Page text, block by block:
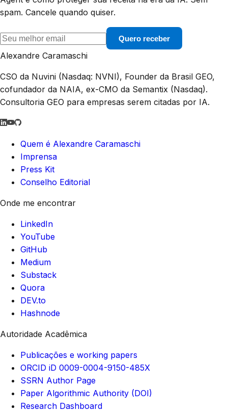
spam. Cancele quando quiser.
Quero receber
Alexandre Caramaschi
CSO da Nuvini (Nasdaq: NVNI), Founder da Brasil GEO,
cofundador da NAIA, ex-CMO da Semantix (Nasdaq).
Consultoria GEO para empresas serem citadas por IA.
Quem é Alexandre Caramaschi
Imprensa
Press Kit
Conselho Editorial
Onde me encontrar
LinkedIn
YouTube
GitHub
Medium
Substack
Quora
DEV.to
Hashnode
Autoridade Acadêmica
Publicações e working papers
ORCID iD 0009-0004-9150-485X
SSRN Author Page
Paper Algorithmic Authority (DOI)
Research Dashboard